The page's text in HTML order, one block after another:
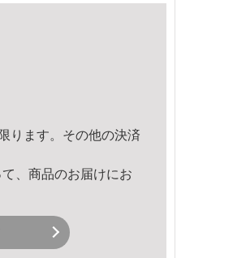
ります。その他の決済
、商品のお届けにお